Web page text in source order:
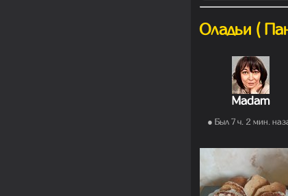
Оладьи (
Madam
● Был 7 ч. 2 мин.